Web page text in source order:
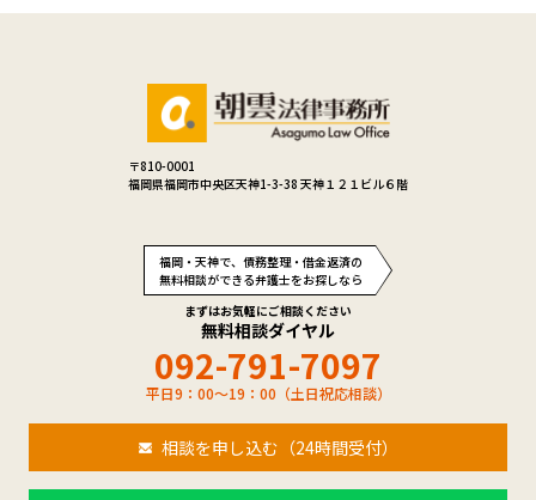
〒810-0001
福岡県福岡市中央区天神1-3-38 天神１２１ビル６階
福岡・天神で、債務整理・借金返済の
無料相談ができる弁護士をお探しなら
まずはお気軽にご相談ください
無料相談ダイヤル
092-791-7097
平日9：00～19：00（土日祝応相談）
相談を申し込む（24時間受付）